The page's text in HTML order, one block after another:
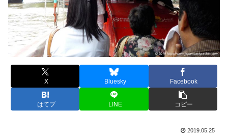
X Bluesky Facebook
はてブ LINE コピー
2019.05.25